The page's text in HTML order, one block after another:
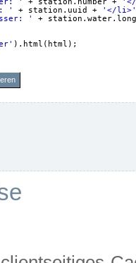
'
+ station.uuid +
'</li>'
'
+
).html(html);